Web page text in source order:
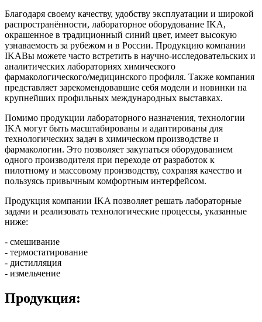
Благодаря своему качеству, удобству эксплуатации и широкой
распространённости, лабораторное оборудование IKA,
окрашенное в традиционный синий цвет, имеет высокую
узнаваемость за рубежом и в России. Продукцию компании
IKAВы можете часто встретить в научно-исследовательских и
аналитических лабораториях химического
фармакологического/медицинского профиля. Также компания
представляет зарекомендовавшие себя модели и новинки на
крупнейших профильных международных выставках.
Помимо продукции лабораторного назначения, технологии
IKA могут быть масштабированы и адаптированы для
технологических задач в химическом производстве и
фармакологии. Это позволяет закупаться оборудованием
одного производителя при переходе от разработок к
пилотному и массовому производству, сохраняя качество и
пользуясь привычным комфортным интерфейсом.
Продукция компании IKA позволяет решать лабораторные
задачи и реализовать технологические процессы, указанные
ниже:
- смешивание
- термостатирование
- дистилляция
- измельчение
Продукция: